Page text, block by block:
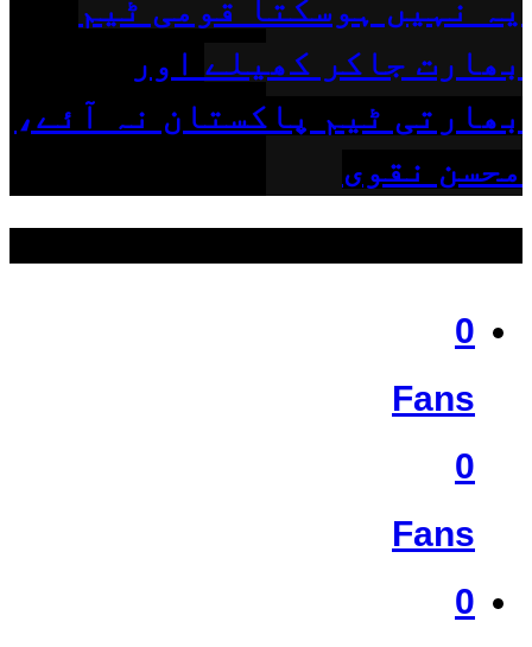
یہ نہیں ہوسکتا قومی ٹیم
بھارت جاکر کھیلے اور
بھارتی ٹیم پاکستان نہ آئے،
محسن نقوی
0
Fans
0
Fans
0